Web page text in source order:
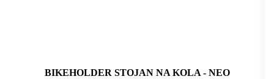
BIKEHOLDER STOJAN NA KOLA - NEO